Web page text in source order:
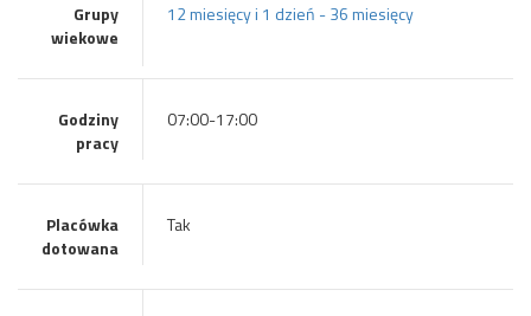
Grupy
wiekowe
12 miesięcy i 1 dzień - 36 miesięcy
Godziny
pracy
07:00-17:00
Placówka
dotowana
Tak